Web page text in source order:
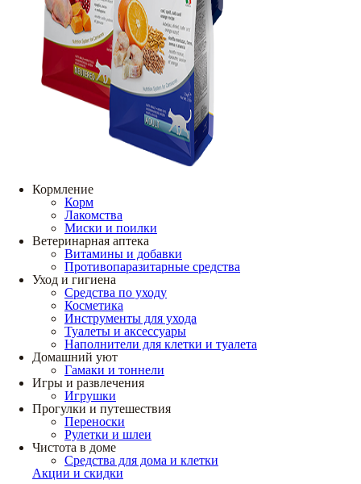
Кормление
Корм
Лакомства
Миски и поилки
Ветеринарная аптека
Витамины и добавки
Противопаразитарные средства
Уход и гигиена
Средства по уходу
Косметика
Инструменты для ухода
Туалеты и аксессуары
Наполнители для клетки и туалета
Домашний уют
Гамаки и тоннели
Игры и развлечения
Игрушки
Прогулки и путешествия
Переноски
Рулетки и шлеи
Чистота в доме
Средства для дома и клетки
Акции и скидки